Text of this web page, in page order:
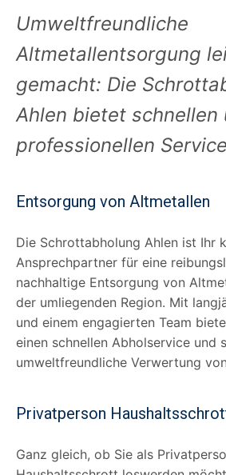
Umweltfreundliche
Altmetallentsorgung
gemacht: Die
Ahlen bietet schnellen
professionellen Service
Entsorgung von Altmetallen
Die Schrottabholung Ahlen ist Ihr
Ansprechpartner für eine
nachhaltige Entsorgung von
der umliegenden Region. Mit
und einem engagierten Team
einen schnellen Abholservice und
umweltfreundliche Verwertung
Privatperson
Ganz gleich, ob Sie als